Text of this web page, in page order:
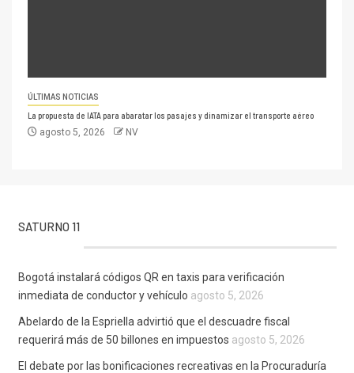
ÚLTIMAS NOTICIAS
La propuesta de IATA para abaratar los pasajes y dinamizar el transporte aéreo
agosto 5, 2026 NV
SATURNO 11
Bogotá instalará códigos QR en taxis para verificación
inmediata de conductor y vehículo agosto 5, 2026
Abelardo de la Espriella advirtió que el descuadre fiscal
requerirá más de 50 billones en impuestos agosto 5, 2026
El debate por las bonificaciones recreativas en la Procuraduría